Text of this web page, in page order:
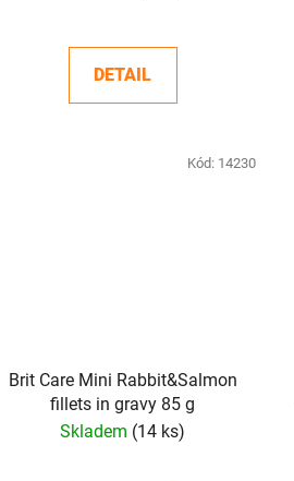
DETAIL
Brit Care Mini Rabbit&Salmon
fillets in gravy 85 g
Skladem (14 ks)
Kód: 14230